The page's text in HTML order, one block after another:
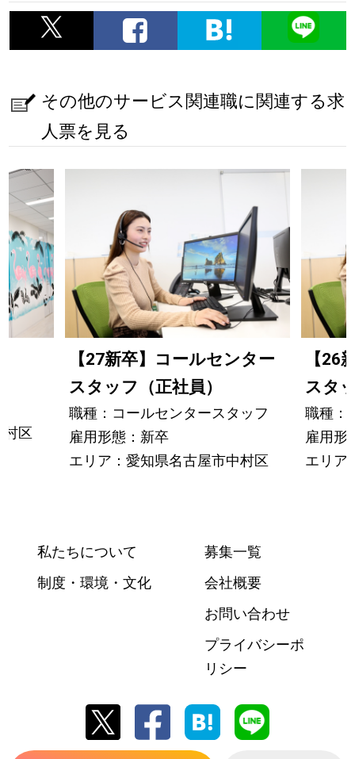
その他のサービス関連職に関連する求
人票を見る
村区
【27新卒】コールセンター
スタッフ（正社員）
職種：コールセンタースタッフ
雇用形態：新卒
エリア：愛知県名古屋市中村区
【26
スタ
職種：
雇用形
エリア
私たちについて
制度・環境・文化
募集一覧
会社概要
お問い合わせ
プライバシーポ
リシー